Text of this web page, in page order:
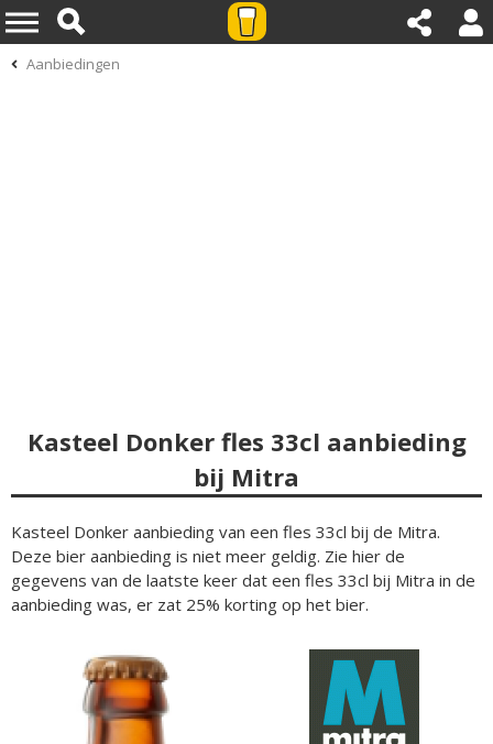
Aanbiedingen
Kasteel Donker fles 33cl aanbieding
bij Mitra
Kasteel Donker aanbieding van een fles 33cl bij de Mitra.
Deze bier aanbieding is niet meer geldig. Zie hier de
gegevens van de laatste keer dat een fles 33cl bij Mitra in de
aanbieding was, er zat 25% korting op het bier.